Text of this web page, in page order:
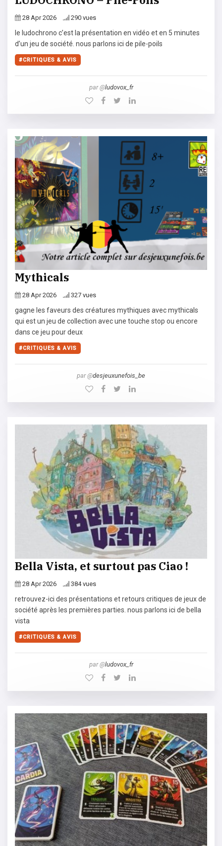
28 Apr 2026 290 vues
le ludochrono c’est la présentation en vidéo et en 5 minutes
d’un jeu de société. nous parlons ici de pile-poils
CRITIQUES & AVIS
par @ludovox_fr
Mythicals
28 Apr 2026 327 vues
gagne les faveurs des créatures mythiques avec mythicals
qui est un jeu de collection avec une touche stop ou encore
dans ce jeu pour deux
CRITIQUES & AVIS
par @desjeuxunefois_be
Bella Vista, et surtout pas Ciao !
28 Apr 2026 384 vues
retrouvez-ici des présentations et retours critiques de jeux de
société après les premières parties. nous parlons ici de bella
vista
CRITIQUES & AVIS
par @ludovox_fr